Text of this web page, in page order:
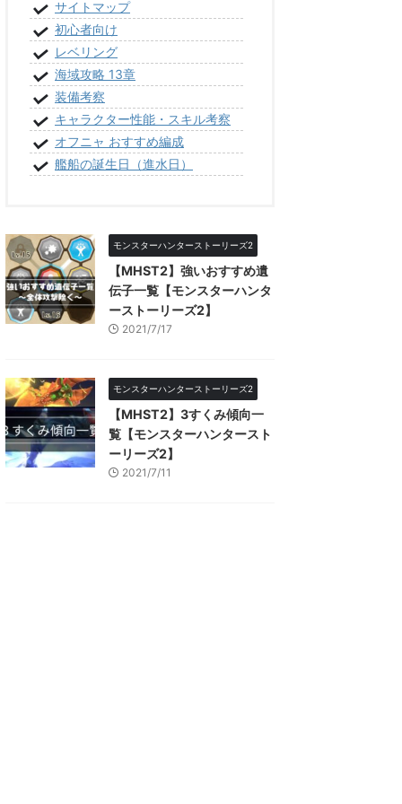
サイトマップ
初心者向け
レベリング
海域攻略 13章
装備考察
キャラクター性能・スキル考察
オフニャ おすすめ編成
艦船の誕生日（進水日）
モンスターハンターストーリーズ2
【MHST2】強いおすすめ遺
伝子一覧【モンスターハンタ
ーストーリーズ2】
2021/7/17
モンスターハンターストーリーズ2
【MHST2】3すくみ傾向一
覧【モンスターハンタースト
ーリーズ2】
2021/7/11